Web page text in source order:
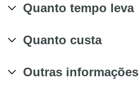
Quanto tempo leva
Quanto custa
Outras informações